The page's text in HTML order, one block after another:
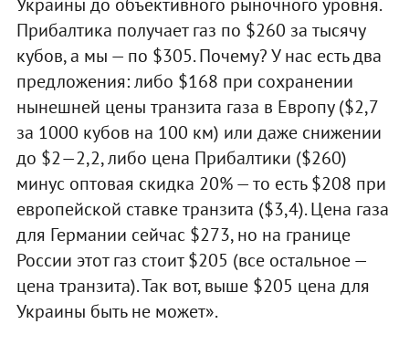
Прибалтика получает газ по $260 за тысячу
кубов, а мы — по $305. Почему? У нас есть два
предложения: либо $168 при сохранении
нынешней цены транзита газа в Европу ($2,7
за 1000 кубов на 100 км) или даже снижении
до $2—2,2, либо цена Прибалтики ($260)
минус оптовая скидка 20% — то есть $208 при
европейской ставке транзита ($3,4). Цена газа
для Германии сейчас $273, но на границе
России этот газ стоит $205 (все остальное —
цена транзита). Так вот, выше $205 цена для
Украины быть не может».